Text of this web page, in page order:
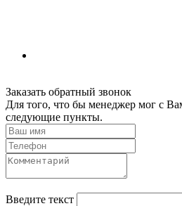
Заказать обратный звонок
Для того, что бы менеджер мог с
следующие пункты.
Введите текст